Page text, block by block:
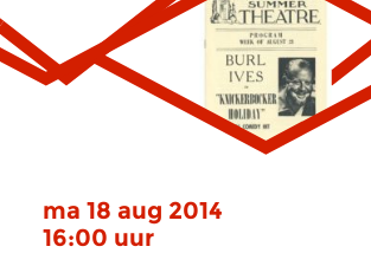
ma 18 aug 2014
16:00 uur